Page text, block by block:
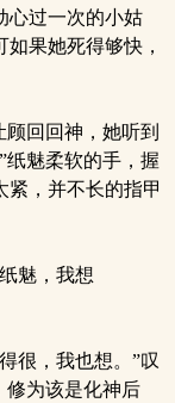
心过一次的小姑
果她死得够快，
回回神，她听到
纸魅柔软的手，握
紧，并不长的指甲
魅，我想
很，我也想。”叹
修为该是化神后